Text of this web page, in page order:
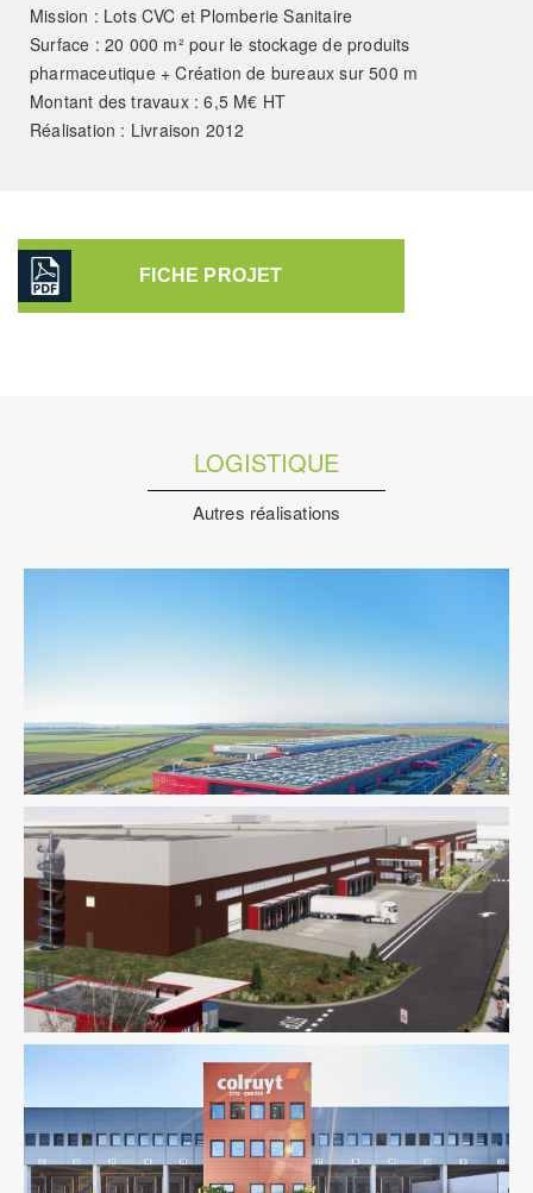
Mission : Lots CVC et Plomberie Sanitaire
Surface : 20 000 m² pour le stockage de produits
pharmaceutique + Création de bureaux sur 500 m
Montant des travaux : 6,5 M€ HT
Réalisation : Livraison 2012
FICHE PROJET
LOGISTIQUE
Autres réalisations
Environnement / ICPE Logistique
Logistique